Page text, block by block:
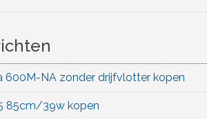
600M-NA zonder drijfvlotter kopen
85cm/39w kopen